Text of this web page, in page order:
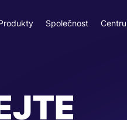
Společnost